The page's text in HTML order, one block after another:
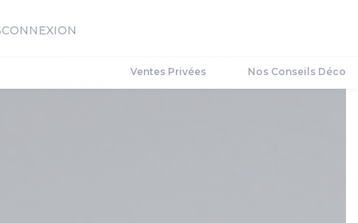
CONNEXION
Ventes Privées Nos Conseils Déco